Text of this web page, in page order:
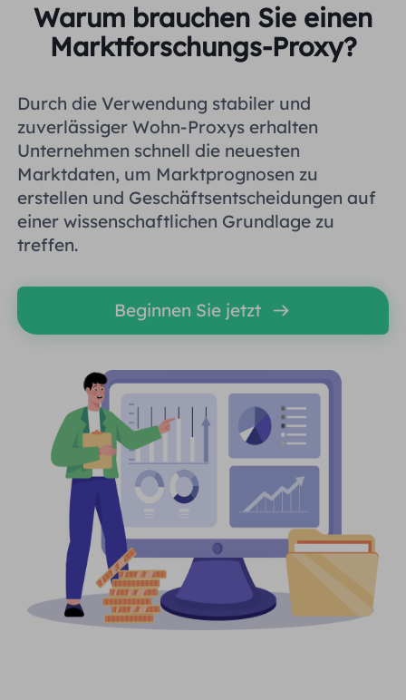
Warum brauchen Sie einen
Marktforschungs-Proxy?
Durch die Verwendung stabiler und
zuverlässiger Wohn-Proxys erhalten
Unternehmen schnell die neuesten
Marktdaten, um Marktprognosen zu
erstellen und Geschäftsentscheidungen auf
einer wissenschaftlichen Grundlage zu
treffen.
Beginnen Sie jetzt